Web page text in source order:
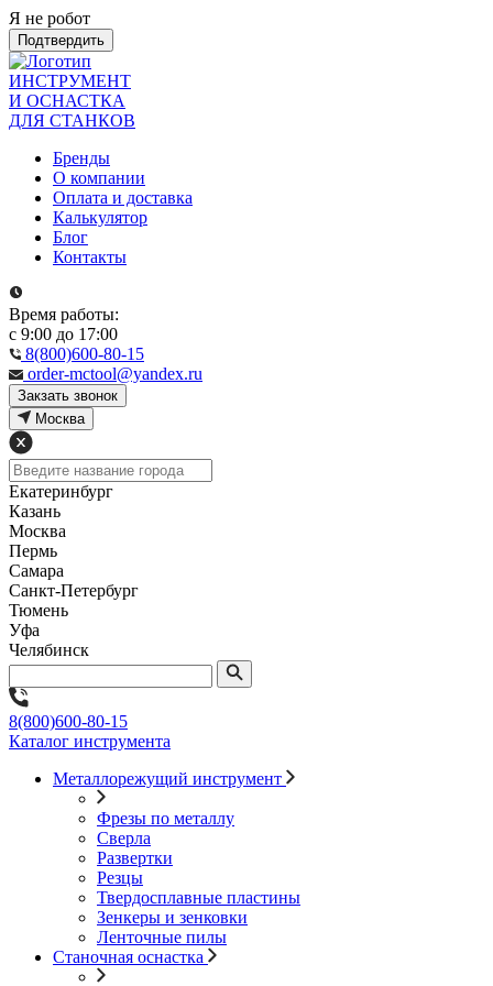
Я не робот
Подтвердить
ИНСТРУМЕНТ
И ОСНАСТКА
ДЛЯ СТАНКОВ
Бренды
О компании
Оплата и доставка
Калькулятор
Блог
Контакты
Время работы:
с 9:00 до 17:00
8(800)600-80-15
order-mctool@yandex.ru
Закзать звонок
Москва
Екатеринбург
Казань
Москва
Пермь
Самара
Санкт-Петербург
Тюмень
Уфа
Челябинск
8(800)600-80-15
Каталог инструмента
Металлорежущий инструмент
Фрезы по металлу
Сверла
Развертки
Резцы
Твердосплавные пластины
Зенкеры и зенковки
Ленточные пилы
Станочная оснастка